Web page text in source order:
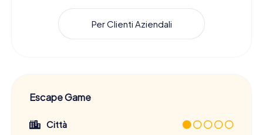
Per Clienti Aziendali
Escape Game
Città